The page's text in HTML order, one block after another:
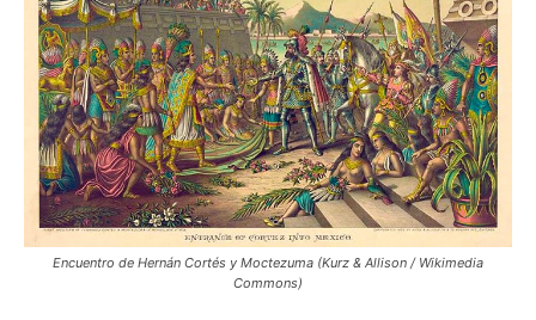
Encuentro de Hernán Cortés y Moctezuma (Kurz & Allison / Wikimedia
Commons)